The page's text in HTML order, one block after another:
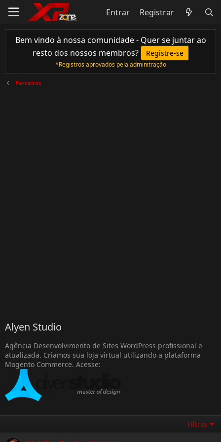
Entrar Registrar
Bem vindo à nossa comunidade - Quer se juntar ao
resto dos nossos membros?
Registre-se
*Registros aprovados pela adminitração
Parceiros
Alyen Studio
Agência Desenvolvimento de Sites WordPress profissional e
atualizada. Criamos sua loja virtual utilizando a plataforma
Magento Commerce. Acesse:
Filtros